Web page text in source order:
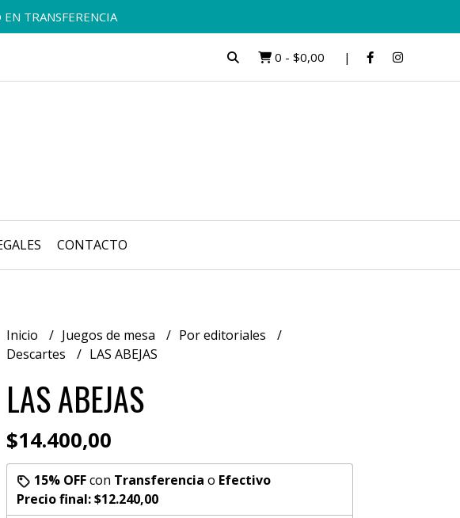
TRANSFERENCIA
0 - $0,00
CONTACTO
Inicio Juegos de mesa
Por editoriales
Descartes
LAS ABEJAS
LAS ABEJAS
$14.400,00
15% OFFcon Transferencia o Efectivo
Precio final:$12.240,00